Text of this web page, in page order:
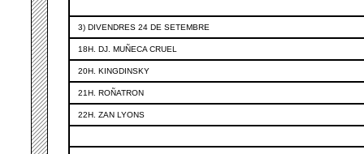
3) DIVENDRES 24 DE SETEMBRE
18H. DJ. MUÑECA CRUEL
20H. KINGDINSKY
21H. ROÑATRON
22H. ZAN LYONS